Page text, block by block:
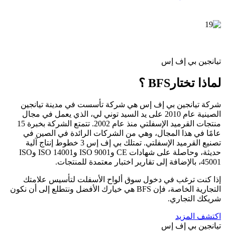
تيانجين بي إف إس
لماذا تختار BFS ؟
شركة تيانجين بي إف إس هي شركة تأسست في مدينة تيانجين
الصينية عام 2010 على يد السيد توني لي، الذي يعمل في مجال
منتجات القرميد الإسفلتي منذ عام 2002. تتمتع الشركة بخبرة 15
عامًا في هذا المجال، وهي من الشركات الرائدة في الصين في
تصنيع القرميد الإسفلتي. تمتلك بي إف إس 3 خطوط إنتاج آلية
حديثة، وحاصلة على شهادات CE وISO 9001 وISO 14001 وISO
45001، بالإضافة إلى تقارير اختبار معتمدة للمنتجات.
إذا كنت ترغب في دخول سوق ألواح الأسفلت لتأسيس علامتك
التجارية الخاصة، فإن BFS هي خيارك الأفضل ونتطلع إلى أن نكون
شريكك التجاري.
اكتشف المزيد
تيانجين بي إف إس